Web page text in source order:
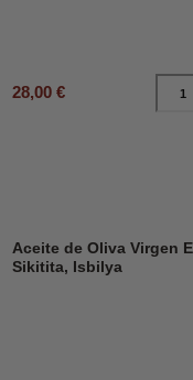
28,00 €
Aceite de Oliva Virgen
Sikitita, Isbilya